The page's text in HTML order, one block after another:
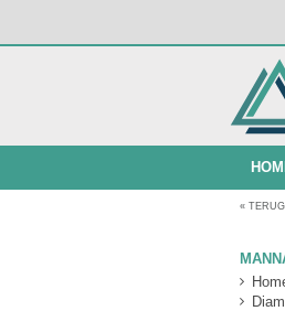
« TERUG